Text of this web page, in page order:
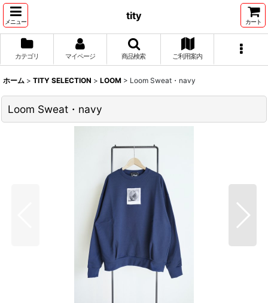
メニュー
tity
カート
カテゴリ マイページ 商品検索 ご利用案内
ホーム > TITY SELECTION > LOOM > Loom Sweat・navy
Loom Sweat・navy